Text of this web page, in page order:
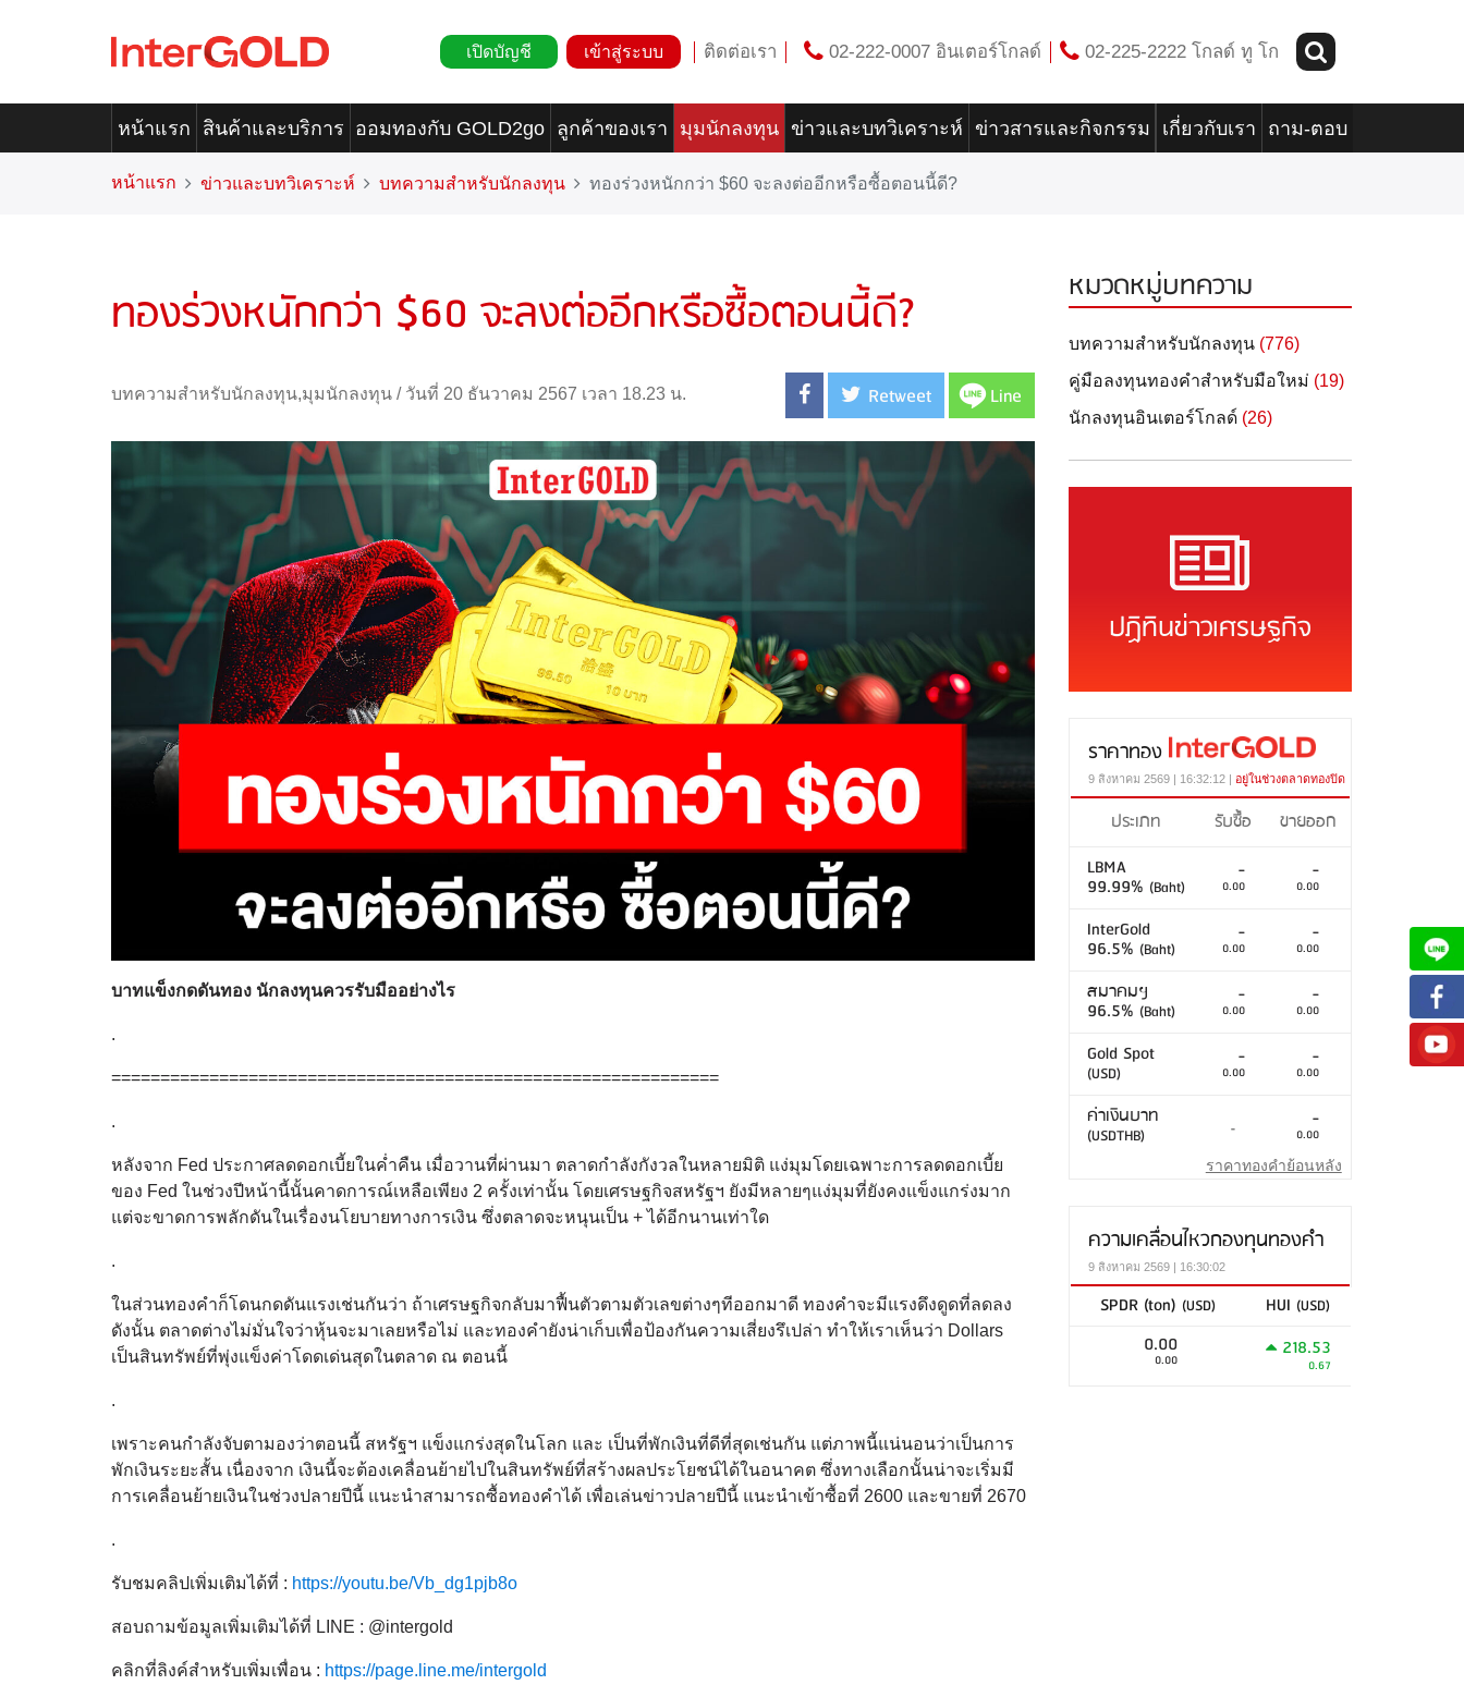
เปิดบัญชี เข้าสู่ระบบ ติดต่อเรา 02-222-0007 อินเตอร์โกลด์ 02-225-2222 โกลด์ ทู โก
หน้าแรก สินค้าและบริการ ออมทองกับ GOLD2go ลูกค้าของเรา มุมนักลงทุน ข่าวและบทวิเคราะห์ ข่าวสารและกิจกรรม เกี่ยวกับเรา ถาม-ตอบ
หน้าแรก ข่าวและบทวิเคราะห์ บทความสำหรับนักลงทุน ทองร่วงหนักกว่า $60 จะลงต่ออีกหรือซื้อตอนนี้ดี?
ทองร่วงหนักกว่า $60 จะลงต่ออีกหรือซื้อตอนนี้ดี?
บทความสำหรับนักลงทุน,มุมนักลงทุน / วันที่ 20 ธันวาคม 2567 เวลา 18.23 น. Retweet Line
บาทแข็งกดดันทอง นักลงทุนควรรับมืออย่างไร
.
==============================================================
.
หลังจาก Fed ประกาศลดดอกเบี้ยในค่ำคืน เมื่อวานที่ผ่านมา ตลาดกำลังกังวลในหลายมิติ แง่มุมโดยเฉพาะการลดดอกเบี้ย
ของ Fed ในช่วงปีหน้านี้นั้นคาดการณ์เหลือเพียง 2 ครั้งเท่านั้น โดยเศรษฐกิจสหรัฐฯ ยังมีหลายๆแง่มุมที่ยังคงแข็งแกร่งมาก
แต่จะขาดการพลักดันในเรื่องนโยบายทางการเงิน ซึ่งตลาดจะหนุนเป็น + ได้อีกนานเท่าใด
.
ในส่วนทองคำก็โดนกดดันแรงเช่นกันว่า ถ้าเศรษฐกิจกลับมาฟื้นตัวตามตัวเลขต่างๆทีออกมาดี ทองคำจะมีแรงดึงดูดที่ลดลง
ดังนั้น ตลาดต่างไม่มั่นใจว่าหุ้นจะมาเลยหรือไม่ และทองคำยังน่าเก็บเพื่อป้องกันความเสี่ยงรึเปล่า ทำให้เราเห็นว่า Dollars
เป็นสินทรัพย์ที่พุ่งแข็งค่าโดดเด่นสุดในตลาด ณ ตอนนี้
.
เพราะคนกำลังจับตามองว่าตอนนี้ สหรัฐฯ แข็งแกร่งสุดในโลก และ เป็นที่พักเงินที่ดีที่สุดเช่นกัน แต่ภาพนี้แน่นอนว่าเป็นการ
พักเงินระยะสั้น เนื่องจาก เงินนี้จะต้องเคลื่อนย้ายไปในสินทรัพย์ที่สร้างผลประโยชน์ได้ในอนาคต ซึ่งทางเลือกนั้นน่าจะเริ่มมี
การเคลื่อนย้ายเงินในช่วงปลายปีนี้ แนะนำสามารถซื้อทองคำได้ เพื่อเล่นข่าวปลายปีนี้ แนะนำเข้าซื้อที่ 2600 และขายที่ 2670
.
รับชมคลิปเพิ่มเติมได้ที่ : https://youtu.be/Vb_dg1pjb8o
สอบถามข้อมูลเพิ่มเติมได้ที่ LINE : @intergold
คลิกที่ลิงค์สำหรับเพิ่มเพื่อน : https://page.line.me/intergold
หมวดหมู่บทความ
บทความสำหรับนักลงทุน (776)
คู่มือลงทุนทองคำสำหรับมือใหม่ (19)
นักลงทุนอินเตอร์โกลด์ (26)
ปฏิทินข่าวเศรษฐกิจ
ราคาทอง
9 สิงหาคม 2569 | 16:32:12 | อยู่ในช่วงตลาดทองปิด
ประเภท รับซื้อ
ขายออก
LBMA
99.99% (Baht)
-
0.00
-
0.00
InterGold
96.5% (Baht)
-
0.00
-
0.00
สมาคมฯ
96.5% (Baht)
-
0.00
-
0.00
Gold Spot
(USD)
-
0.00
-
0.00
ค่าเงินบาท
(USDTHB) - -
0.00
ราคาทองคำย้อนหลัง
ความเคลื่อนไหวกองทุนทองคำ
9 สิงหาคม 2569 | 16:30:02
SPDR (ton) (USD) HUI (USD)
0.00
0.00 218.53
0.67